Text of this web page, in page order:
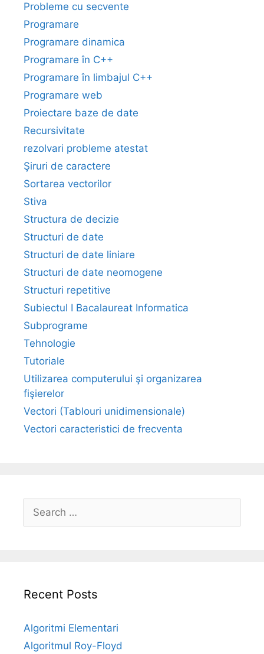
Probleme cu secvente
Programare
Programare dinamica
Programare în C++
Programare în limbajul C++
Programare web
Proiectare baze de date
Recursivitate
rezolvari probleme atestat
Şiruri de caractere
Sortarea vectorilor
Stiva
Structura de decizie
Structuri de date
Structuri de date liniare
Structuri de date neomogene
Structuri repetitive
Subiectul I Bacalaureat Informatica
Subprograme
Tehnologie
Tutoriale
Utilizarea computerului şi organizarea
fişierelor
Vectori (Tablouri unidimensionale)
Vectori caracteristici de frecventa
Search
for:
Recent Posts
Algoritmi Elementari
Algoritmul Roy-Floyd